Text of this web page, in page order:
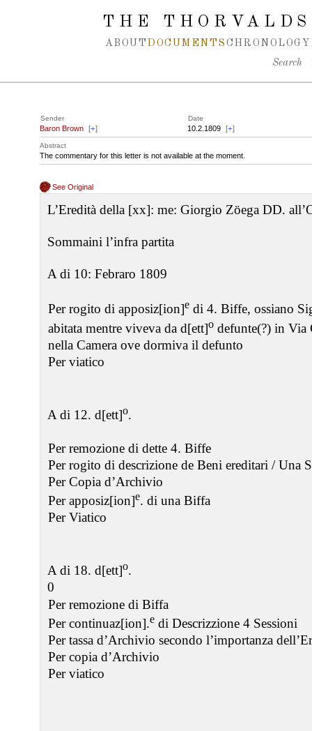
Spring navigation over
THE
ABOUT DOCUMENTS CHRONOLOGY
Search
Sender Date
Baron Brown [+] 10.2.1809 [+]
Abstract
The commentary for this letter is not available at the moment.
See Original
L’Eredità della [xx]: me: Giorgio Zöega DD.
Sommaini l’infra partita
A di 10: Febraro 1809
Per rogito di apposiz[ion]e di 4. Biffe, ossiano
abitata mentre viveva da d[ett]o defunte(?) in Via
nella Camera ove dormiva il defunto
Per viatico
A di 12. d[ett]o.
Per remozione di dette 4. Biffe
Per rogito di descrizione de Beni ereditari / Una
Per Copia d’Archivio
Per apposiz[ion]e. di una Biffa
Per Viatico
A di 18. d[ett]o.
0
Per remozione di Biffa
Per continuaz[ion].e di Descrizzione 4 Sessioni
Per tassa d’Archivio secondo l’importanza
Per copia d’Archivio
Per viatico